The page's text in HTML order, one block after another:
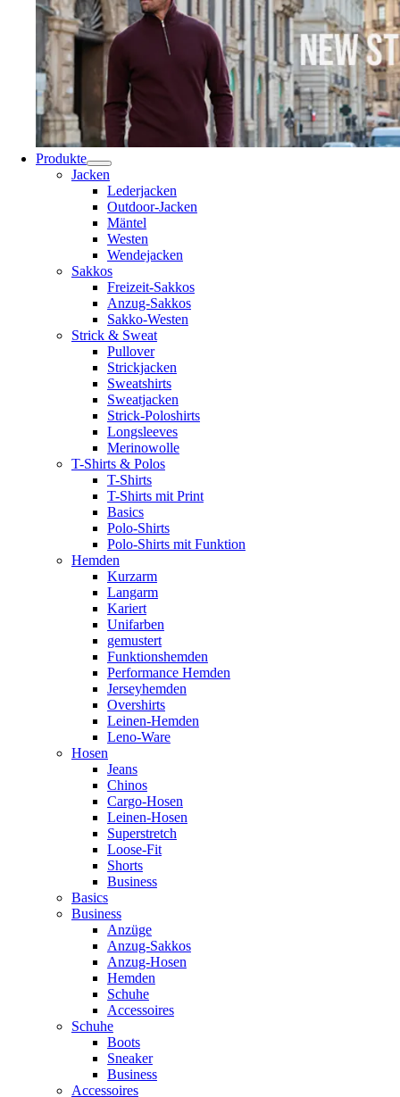
Produkte
Jacken
Lederjacken
Outdoor-Jacken
Mäntel
Westen
Wendejacken
Sakkos
Freizeit-Sakkos
Anzug-Sakkos
Sakko-Westen
Strick & Sweat
Pullover
Strickjacken
Sweatshirts
Sweatjacken
Strick-Poloshirts
Longsleeves
Merinowolle
T-Shirts & Polos
T-Shirts
T-Shirts mit Print
Basics
Polo-Shirts
Polo-Shirts mit Funktion
Hemden
Kurzarm
Langarm
Kariert
Unifarben
gemustert
Funktionshemden
Performance Hemden
Jerseyhemden
Overshirts
Leinen-Hemden
Leno-Ware
Hosen
Jeans
Chinos
Cargo-Hosen
Leinen-Hosen
Superstretch
Loose-Fit
Shorts
Business
Basics
Business
Anzüge
Anzug-Sakkos
Anzug-Hosen
Hemden
Schuhe
Accessoires
Schuhe
Boots
Sneaker
Business
Accessoires